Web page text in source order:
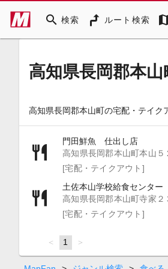
search 検索 ルート検索
高知県長岡郡本
高知県長岡郡本山町の宅配・テイク
門田鮮魚 仕出し店
高知県長岡郡本山町本山５
[宅配・テイクアウト]
土佐本山学校給食センター
高知県長岡郡本山町寺家２
[宅配・テイクアウト]
page
You're
on
1 page